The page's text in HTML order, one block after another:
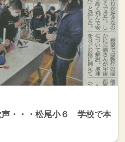
声・・・松尾小６ 学校で本